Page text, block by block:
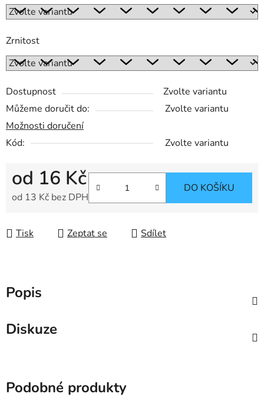
Zrnitost
Dostupnost
Zvolte variantu
Můžeme doručit do:
Zvolte variantu
Možnosti doručení
Kód:
Zvolte variantu
od 16 Kč
od 13 Kč bez DPH
DO KOŠÍKU
Tisk Zeptat se Sdílet
Popis
Diskuze
Podobné produkty